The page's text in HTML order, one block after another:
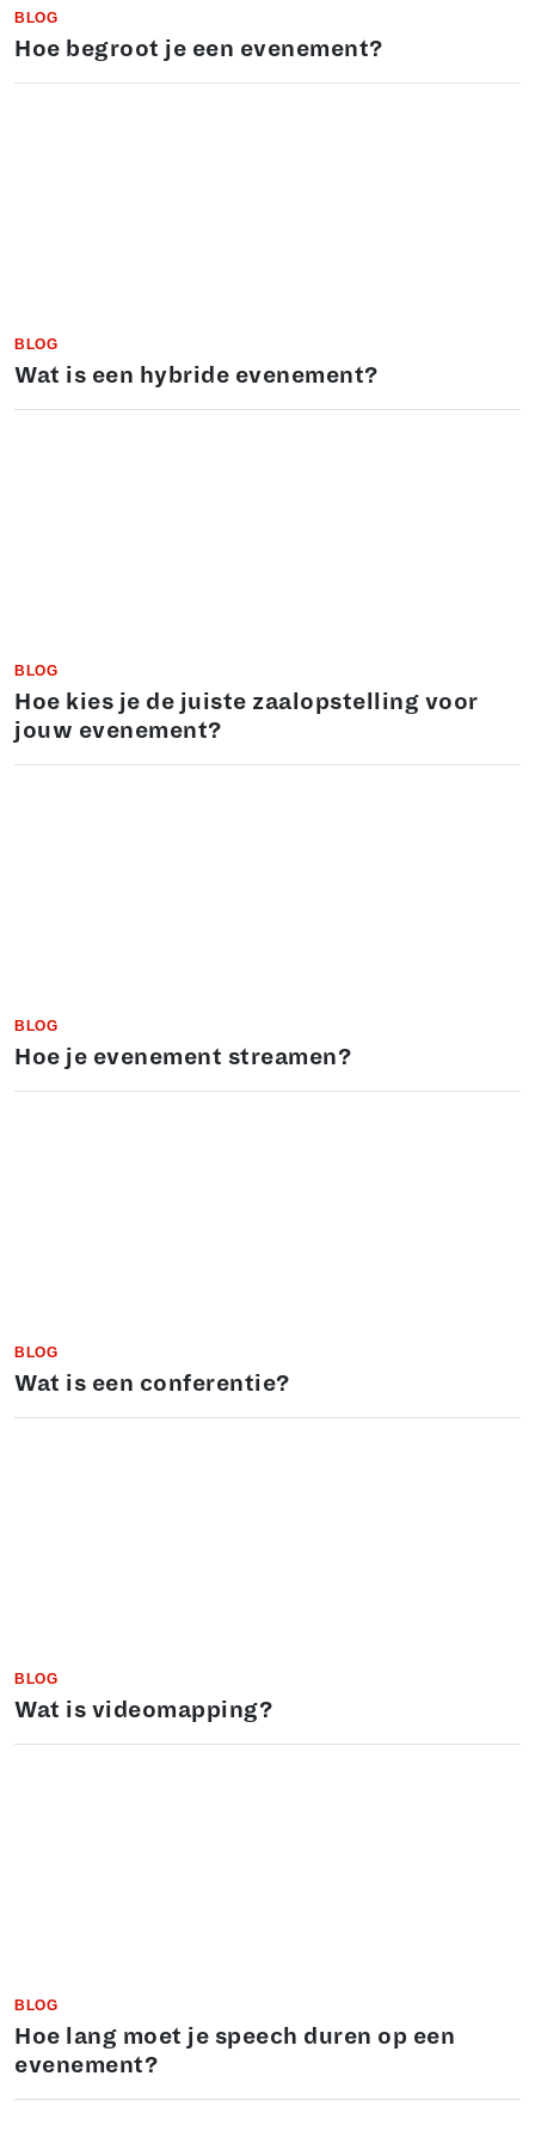
BLOG
Hoe begroot je een evenement?
BLOG
Wat is een hybride evenement?
BLOG
Hoe kies je de juiste zaalopstelling voor
jouw evenement?
BLOG
Hoe je evenement streamen?
BLOG
Wat is een conferentie?
BLOG
Wat is videomapping?
BLOG
Hoe lang moet je speech duren op een
evenement?